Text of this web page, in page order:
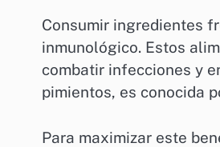
Consumir ingredientes
inmunológico. Estos
combatir infecciones y
pimientos, es conocida
Para maximizar este